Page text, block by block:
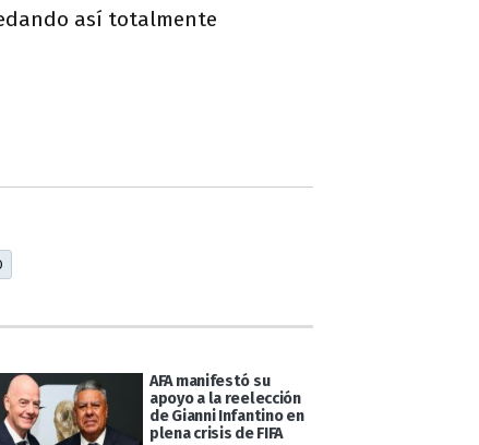
así totalmente
AFA manifestó su
apoyo a la reelección
de Gianni Infantino en
plena crisis de FIFA